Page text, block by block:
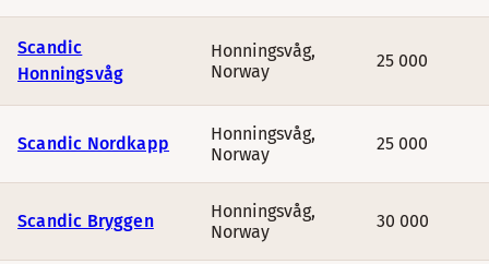
Scandic
Honningsvåg
Honningsvåg,
Norway
25 000
Scandic Nordkapp Honningsvåg,
Norway
25 000
Scandic Bryggen Honningsvåg,
Norway
30 000